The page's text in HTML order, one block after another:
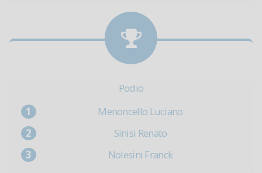
Podio
Menoncello Luciano
Sinisi Renato
Nolesini Franck